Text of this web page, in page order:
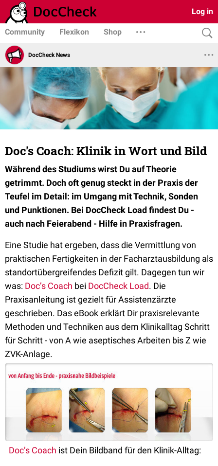
Log in
Community Flexikon Shop
DocCheck News
Doc's Coach: Klinik in Wort und Bild
Während des Studiums wirst Du auf Theorie
getrimmt. Doch oft genug steckt in der Praxis der
Teufel im Detail: im Umgang mit Technik, Sonden
und Punktionen. Bei DocCheck Load findest Du -
auch nach Feierabend - Hilfe in Praxisfragen.
Eine Studie hat ergeben, dass die Vermittlung von
praktischen Fertigkeiten in der Facharztausbildung als
standortübergreifendes Defizit gilt. Dagegen tun wir
was: Doc’s Coach bei DocCheck Load. Die
Praxisanleitung ist gezielt für Assistenzärzte
geschrieben. Das eBook erklärt Dir praxisrelevante
Methoden und Techniken aus dem Klinikalltag Schritt
für Schritt - von A wie aseptisches Arbeiten bis Z wie
ZVK-Anlage.
Doc’s Coach ist Dein Bildband für den Klinik-Alltag: